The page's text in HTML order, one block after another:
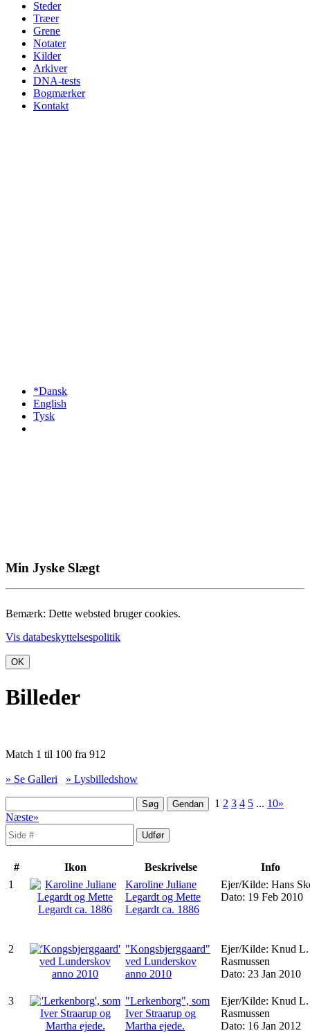
Steder
Træer
Grene
Notater
Kilder
Arkiver
DNA-tests
Bogmærker
Kontakt
*Dansk
English
Tysk
Min Jyske Slægt
Bemærk: Dette websted bruger cookies.
Vis databeskyttelsespolitik
OK
Billeder
Match 1 til 100 fra 912
» Se Galleri » Lysbilledshow
1 2 3 4 5 ... 10»
Næste»
# Ikon Beskrivelse
Info
1
Karoline Juliane
Legardt og Mette
Legardt ca. 1886
Ejer/Kilde: Hans
Dato: 19 Feb 2010
2
"Kongsbjerggaard"
ved Lunderskov
anno 2010
Ejer/Kilde: Knud L.
Rasmussen
Dato: 23 Jan 2010
3
"Lerkenborg", som
Iver Straarup og
Martha ejede.
Ejer/Kilde: Knud L.
Rasmussen
Dato: 16 Jan 2012